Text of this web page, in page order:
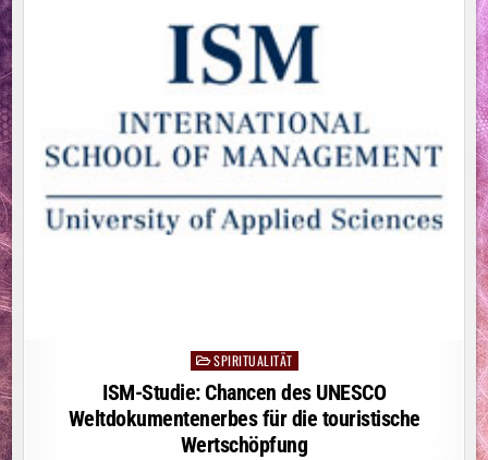
PostedSPIRITUALITÄT
ISM-Studie: Chancen des UNESCO
Weltdokumentenerbes für die touristische
Wertschöpfung